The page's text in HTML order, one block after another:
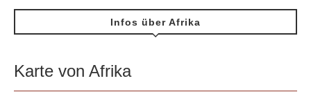
Infos über Afrika
Karte von Afrika